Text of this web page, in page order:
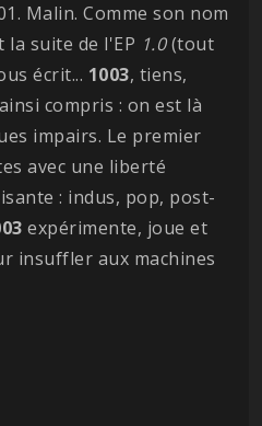
Malin. Comme son nom
la suite de l'EP 1.0(tout
écrit... 1003, tiens,
compris : on est là
impairs. Le premier
avec une liberté
: indus, pop, post-
expérimente, joue et
insuffler aux machines